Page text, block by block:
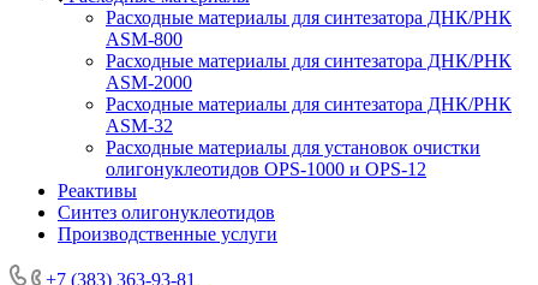
Расходные материалы для синтезатора ДНК/РНК
ASM-­800
Расходные материалы для синтезатора ДНК/РНК
ASM-­2000
Расходные материалы для синтезатора ДНК/РНК
ASM-­32
Расходные материалы для установок очистки
олигонуклеотидов OPS-­­1000 и OPS-­12
Реактивы
Синтез олигонуклеотидов
Производственные услуги
+7 (383) 363-93-81